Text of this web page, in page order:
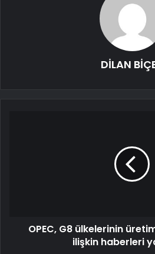
DİLAN
OPEC, G8 ülkelerinin
ilişkin haberleri